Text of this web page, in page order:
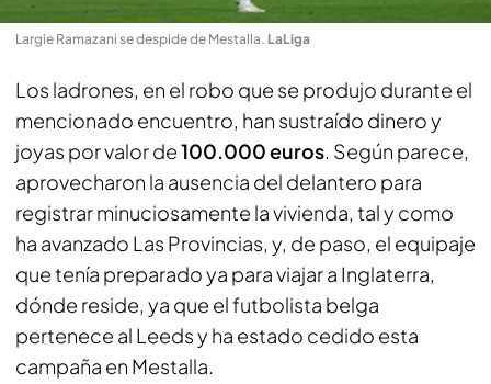
Largie Ramazani se despide de Mestalla. LaLiga
Los ladrones, en el robo que se produjo durante el
mencionado encuentro, han sustraído dinero y
joyas por valor de100.000 euros. Según parece,
aprovecharon la ausencia del delantero para
registrar minuciosamente la vivienda, tal y como
ha avanzado Las Provincias, y, de paso, el equipaje
que tenía preparado ya para viajar a Inglaterra,
dónde reside, ya que el futbolista belga
pertenece al Leeds y ha estado cedido esta
campaña en Mestalla.